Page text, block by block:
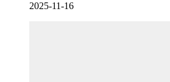
2025-11-16